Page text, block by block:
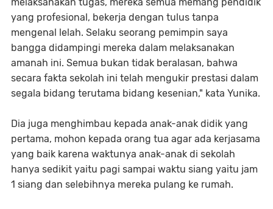
yang profesional, bekerja dengan tulus tanpa
mengenal lelah. Selaku seorang pemimpin saya
bangga didampingi mereka dalam melaksanakan
amanah ini. Semua bukan tidak beralasan, bahwa
secara fakta sekolah ini telah mengukir prestasi dalam
segala bidang terutama bidang kesenian," kata Yunika.
Dia juga menghimbau kepada anak-anak didik yang
pertama, mohon kepada orang tua agar ada kerjasama
yang baik karena waktunya anak-anak di sekolah
hanya sedikit yaitu pagi sampai waktu siang yaitu jam
1 siang dan selebihnya mereka pulang ke rumah.